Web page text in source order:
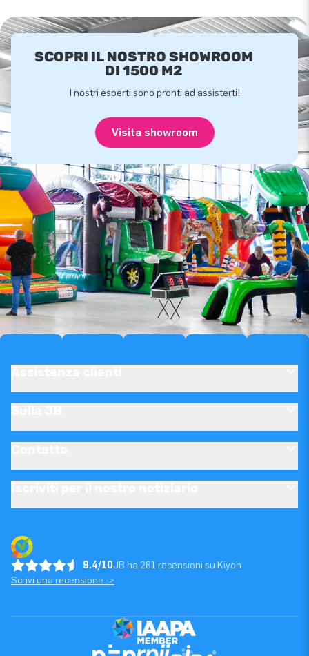
SCOPRI IL NOSTRO SHOWROOM
DI 1500 M2
I nostri esperti sono pronti ad assisterti!
Visita showroom
9.4/10JB ha 281 recensioni su Kiyoh
Scrivi una recensione ->